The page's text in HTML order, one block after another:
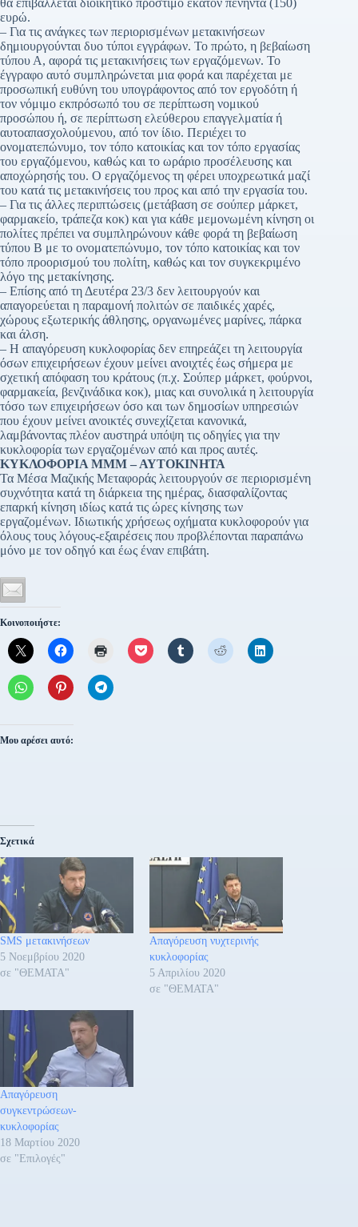
θα επιβάλλεται διοικητικό πρόστιμο εκατόν πενήντα (150)
ευρώ.
– Για τις ανάγκες των περιορισμένων μετακινήσεων
δημιουργούνται δυο τύποι εγγράφων. Το πρώτο, η βεβαίωση
τύπου Α, αφορά τις μετακινήσεις των εργαζόμενων. Το
έγγραφο αυτό συμπληρώνεται μια φορά και παρέχεται με
προσωπική ευθύνη του υπογράφοντος από τον εργοδότη ή
τον νόμιμο εκπρόσωπό του σε περίπτωση νομικού
προσώπου ή, σε περίπτωση ελεύθερου επαγγελματία ή
αυτοαπασχολούμενου, από τον ίδιο. Περιέχει το
ονοματεπώνυμο, τον τόπο κατοικίας και τον τόπο εργασίας
του εργαζόμενου, καθώς και το ωράριο προσέλευσης και
αποχώρησής του. Ο εργαζόμενος τη φέρει υποχρεωτικά μαζί
του κατά τις μετακινήσεις του προς και από την εργασία του.
– Για τις άλλες περιπτώσεις (μετάβαση σε σούπερ μάρκετ,
φαρμακείο, τράπεζα κοκ) και για κάθε μεμονωμένη κίνηση οι
πολίτες πρέπει να συμπληρώνουν κάθε φορά τη βεβαίωση
τύπου Β με το ονοματεπώνυμο, τον τόπο κατοικίας και τον
τόπο προορισμού του πολίτη, καθώς και τον συγκεκριμένο
λόγο της μετακίνησης.
– Επίσης από τη Δευτέρα 23/3 δεν λειτουργούν και
απαγορεύεται η παραμονή πολιτών σε παιδικές χαρές,
χώρους εξωτερικής άθλησης, οργανωμένες μαρίνες, πάρκα
και άλση.
– Η απαγόρευση κυκλοφορίας δεν επηρεάζει τη λειτουργία
όσων επιχειρήσεων έχουν μείνει ανοιχτές έως σήμερα με
σχετική απόφαση του κράτους (π.χ. Σούπερ μάρκετ, φούρνοι,
φαρμακεία, βενζινάδικα κοκ), μιας και συνολικά η λειτουργία
τόσο των επιχειρήσεων όσο και των δημοσίων υπηρεσιών
που έχουν μείνει ανοικτές συνεχίζεται κανονικά,
λαμβάνοντας πλέον αυστηρά υπόψη τις οδηγίες για την
κυκλοφορία των εργαζομένων από και προς αυτές.
ΚΥΚΛΟΦΟΡΙΑ ΜΜΜ – ΑΥΤΟΚΙΝΗΤΑ
Τα Μέσα Μαζικής Μεταφοράς λειτουργούν σε περιορισμένη
συχνότητα κατά τη διάρκεια της ημέρας, διασφαλίζοντας
επαρκή κίνηση ιδίως κατά τις ώρες κίνησης των
εργαζομένων. Ιδιωτικής χρήσεως οχήματα κυκλοφορούν για
όλους τους λόγους-εξαιρέσεις που προβλέπονται παραπάνω
μόνο με τον οδηγό και έως έναν επιβάτη.
Κοινοποιήστε:
Μου αρέσει αυτό:
Σχετικά
SMS μετακινήσεων
5 Νοεμβρίου 2020
σε "ΘΕΜΑΤΑ"
Απαγόρευση νυχτερινής
κυκλοφορίας
5 Απριλίου 2020
σε "ΘΕΜΑΤΑ"
Απαγόρευση
συγκεντρώσεων-
κυκλοφορίας
18 Μαρτίου 2020
σε "Επιλογές"